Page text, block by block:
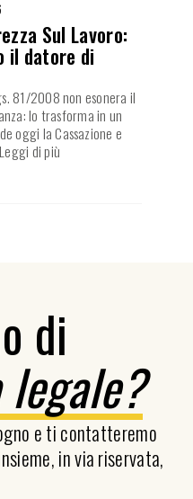
Sul Lavoro:
il datore di
81/2008 non esonera il
lo trasforma in un
oggi la Cassazione e
di più
di
e ti contatteremo
in via riservata,